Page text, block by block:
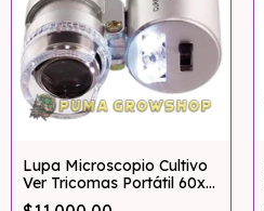
Lupa Microscopio Cultivo
Ver Tricomas Portátil 60x
Luz Led